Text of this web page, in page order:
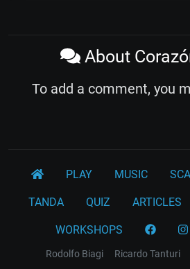
About
To add a comment, you
PLAY MUSIC
TANDA QUIZ ARTICLES
WORKSHOPS
Rodolfo Biagi Ricardo Tanturi